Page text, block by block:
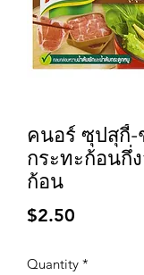
คนอร์ ซุปสุกี้
กระทะก้อนกึ่
ก้อน
$2.50
Quantity *